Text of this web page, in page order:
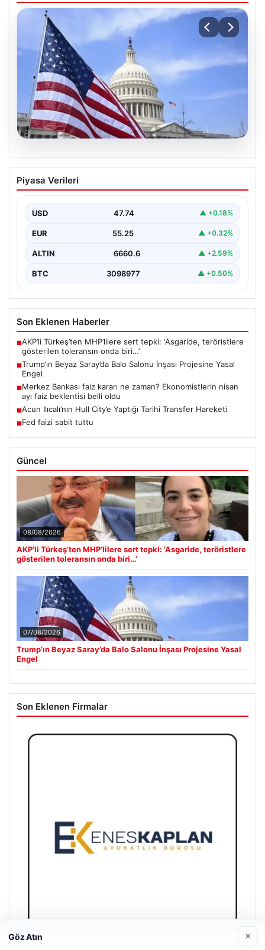
Trump’ın Beyaz Saray’da Balo Salonu
İnşası Projesine Yasal Engel
Trump, Beyaz Saray’da yeni bir balo salonu inşa…
Piyasa Verileri
USD 47.74 ▲ +0.18%
EUR 55.25 ▲ +0.32%
ALTIN 6660.6 ▲ +2.59%
BTC 3098977 ▲ +0.50%
Son Eklenen Haberler
■AKP’li Türkeş’ten MHP’lilere sert tepki: ‘Asgaride, teröristlere
gösterilen toleransın onda biri…’
■Trump’ın Beyaz Saray’da Balo Salonu İnşası Projesine Yasal
Engel
■Merkez Bankası faiz kararı ne zaman? Ekonomistlerin nisan
ayı faiz beklentisi belli oldu
■Acun Ilıcalı’nın Hull City’e Yaptığı Tarihi Transfer Hareketi
■Fed faizi sabit tuttu
Güncel
08/08/2026
AKP’li Türkeş’ten MHP’lilere sert tepki: ‘Asgaride, teröristlere
gösterilen toleransın onda biri…’
07/08/2026
Trump’ın Beyaz Saray’da Balo Salonu İnşası Projesine Yasal
Engel
Son Eklenen Firmalar
Göz Atın ×